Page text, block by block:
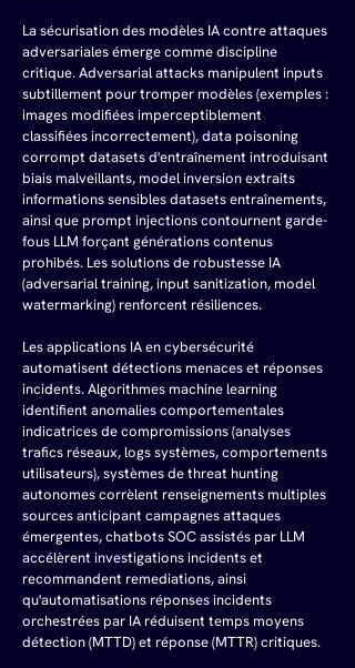
La sécurisation des modèles IA contre attaques
adversariales émerge comme discipline
critique. Adversarial attacks manipulent inputs
subtillement pour tromper modèles (exemples :
images modifiées imperceptiblement
classifiées incorrectement), data poisoning
corrompt datasets d'entraînement introduisant
biais malveillants, model inversion extraits
informations sensibles datasets entraînements,
ainsi que prompt injections contournent garde-
fous LLM forçant générations contenus
prohibés. Les solutions de robustesse IA
(adversarial training, input sanitization, model
watermarking) renforcent résiliences.
Les applications IA en cybersécurité
automatisent détections menaces et réponses
incidents. Algorithmes machine learning
identifient anomalies comportementales
indicatrices de compromissions (analyses
trafics réseaux, logs systèmes, comportements
utilisateurs), systèmes de threat hunting
autonomes corrèlent renseignements multiples
sources anticipant campagnes attaques
émergentes, chatbots SOC assistés par LLM
accélèrent investigations incidents et
recommandent remediations, ainsi
qu'automatisations réponses incidents
orchestrées par IA réduisent temps moyens
détection (MTTD) et réponse (MTTR) critiques.